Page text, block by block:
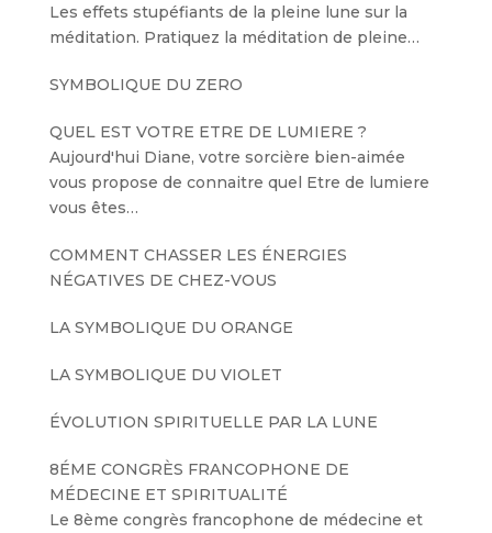
Les effets stupéfiants de la pleine lune sur la
méditation. Pratiquez la méditation de pleine…
SYMBOLIQUE DU ZERO
QUEL EST VOTRE ETRE DE LUMIERE ?
Aujourd'hui Diane, votre sorcière bien-aimée
vous propose de connaitre quel Etre de lumiere
vous êtes…
COMMENT CHASSER LES ÉNERGIES
NÉGATIVES DE CHEZ-VOUS
LA SYMBOLIQUE DU ORANGE
LA SYMBOLIQUE DU VIOLET
ÉVOLUTION SPIRITUELLE PAR LA LUNE
8ÉME CONGRÈS FRANCOPHONE DE
MÉDECINE ET SPIRITUALITÉ
Le 8ème congrès francophone de médecine et